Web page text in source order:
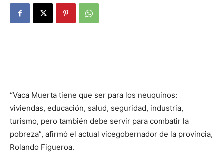
“Vaca Muerta tiene que ser para los neuquinos:
viviendas, educación, salud, seguridad, industria,
turismo, pero también debe servir para combatir la
pobreza”, afirmó el actual vicegobernador de la provincia,
Rolando Figueroa.